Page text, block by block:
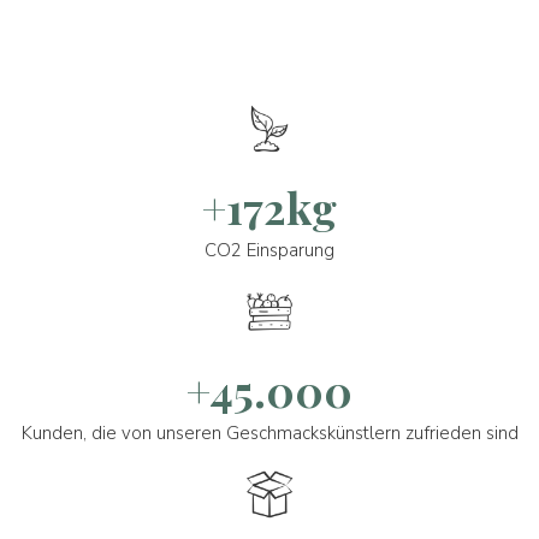
+172kg
CO2 Einsparung
+45.000
Kunden, die von unseren Geschmackskünstlern zufrieden sind